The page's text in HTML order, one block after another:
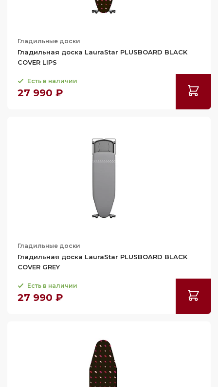
Гладильные доски
Гладильная доска LauraStar PLUSBOARD BLACK
COVER LIPS
Есть в наличии
27 990 ₽
Гладильные доски
Гладильная доска LauraStar PLUSBOARD BLACK
COVER GREY
Есть в наличии
27 990 ₽